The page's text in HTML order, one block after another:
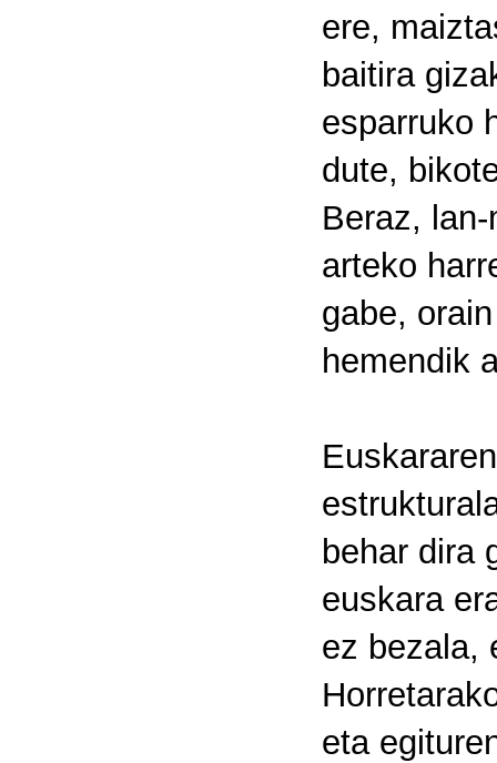
ere,
baitira
esparruko
dute,
Beraz,
arteko
gabe,
hemendik
behar dira
euskara
ez bezala,
eta